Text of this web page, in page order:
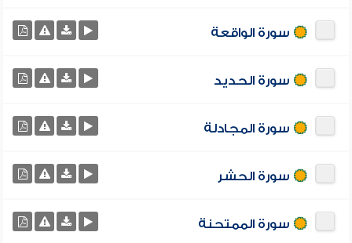
سورة الواقعة
سورة الحديد
سورة المجادلة
سورة الحشر
سورة الممتحنة